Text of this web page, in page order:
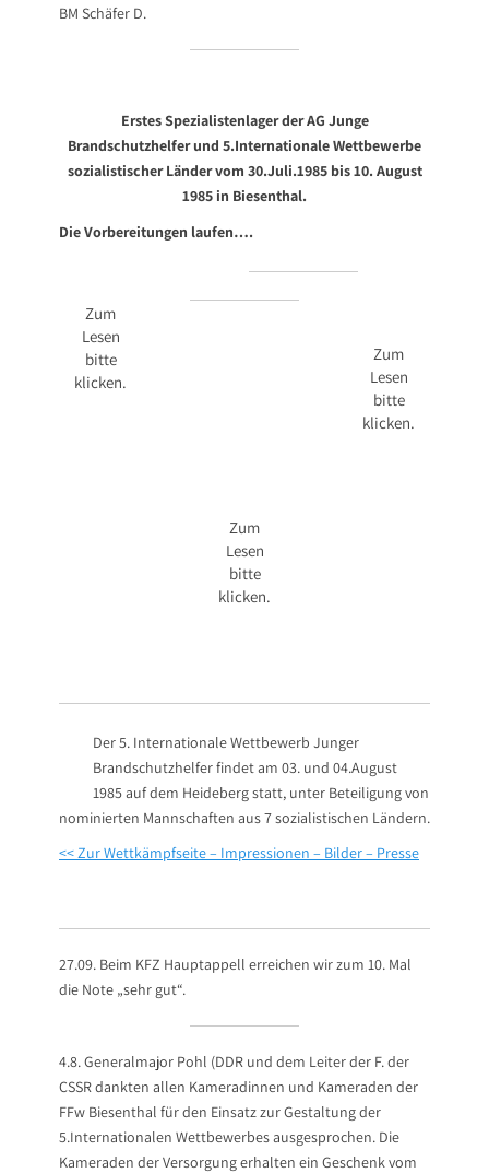
BM Schäfer D.
Erstes Spezialistenlager der AG Junge
Brandschutzhelfer und 5.Internationale Wettbewerbe
sozialistischer Länder vom 30.Juli.1985 bis 10. August
1985 in Biesenthal.
Die Vorbereitungen laufen….
Zum
Lesen
bitte
klicken.
Zum
Lesen
bitte
klicken.
Zum
Lesen
bitte
klicken.
Der 5. Internationale Wettbe­werb Junger
Brandschutzhelfer fin­det am 03. und 04.August
1985 auf dem Heideberg statt, unter Beteiligung von
nominierten Mannschaften aus 7 sozialistischen Ländern.
<< Zur Wettkämpfseite – Impressionen – Bilder – Presse
27.09. Beim KFZ Hauptappell errei­chen wir zum 10. Mal
die Note „sehr gut“.
4.8. Generalmajor Pohl (DDR und dem Leiter der F. der
CSSR dankten allen Kameradinnen und Kameraden der
FFw Biesenthal für den Einsatz zur Gestaltung der
5.Internationalen Wettbewerbes ausgesprochen. Die
Kameraden der Versorgung erhalten ein Geschenk vom